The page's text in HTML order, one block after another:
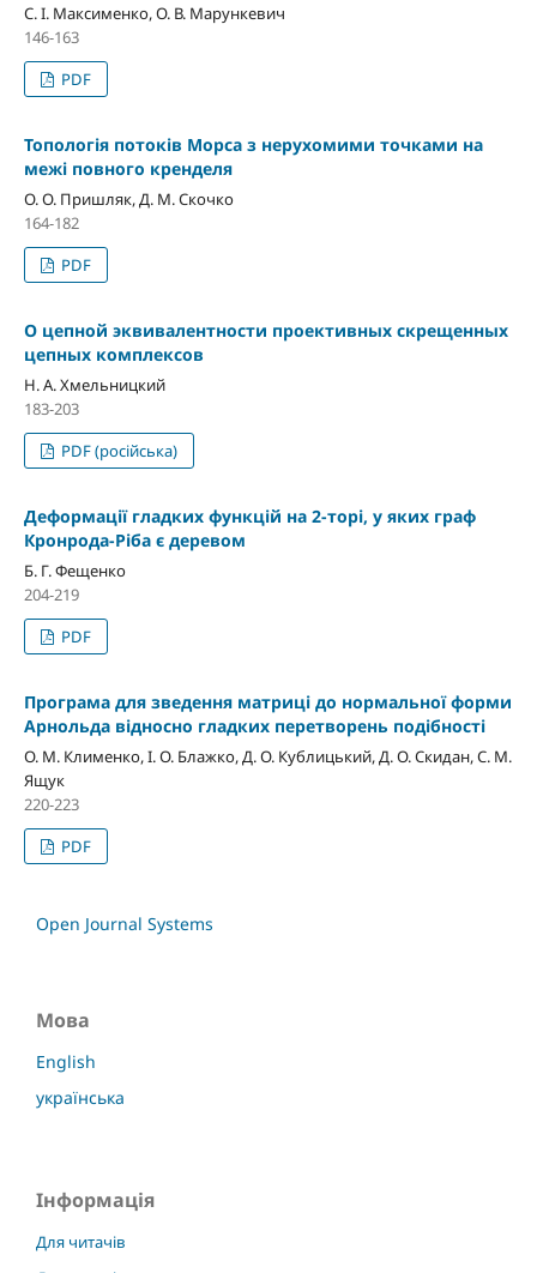
С. І. Максименко, О. В. Марункевич
146-163
PDF
Топологiя потокiв Морса з нерухомими точками на
межi повного кренделя
O. O. Пришляк, Д. M. Скочко
164-182
PDF
О цепной эквивалентности проективных скрещенных
цепных комплексов
Н. А. Хмельницкий
183-203
PDF (російська)
Деформацiї гладких функцiй на 2-торi, у яких граф
Кронрода-Рiба є деревом
Б. Г. Фещенко
204-219
PDF
Програма для зведення матрицi до нормальної форми
Арнольда вiдносно гладких перетворень подiбностi
О. М. Клименко, І. О. Блажко, Д. О. Кублицький, Д. О. Скидан, С. М.
Ящук
220-223
PDF
Open Journal Systems
Мова
English
українська
Інформація
Для читачів